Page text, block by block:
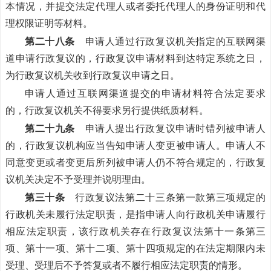
本情况，并提交法定代理人或者委托代理人的身份证明和代
理权限证明等材料。
第二十八条 申请人通过行政复议机关指定的互联网渠
道申请行政复议的，行政复议申请材料到达特定系统之日，
为行政复议机关收到行政复议申请之日。
申请人通过互联网渠道提交的申请材料符合法定要求
的，行政复议机关不得要求另行提供纸质材料。
第二十九条 申请人提出行政复议申请时错列被申请人
的，行政复议机构应当告知申请人变更被申请人。申请人不
同意变更或者变更后所列被申请人仍不符合规定的，行政复
议机关决定不予受理并说明理由。
第三十条 行政复议法第二十三条第一款第三项规定的
行政机关未履行法定职责，是指申请人向行政机关申请履行
相应法定职责，该行政机关存在行政复议法第十一条第三
项、第十一项、第十二项、第十四项规定的在法定期限内未
受理、受理后不予答复或者不履行相应法定职责的情形。